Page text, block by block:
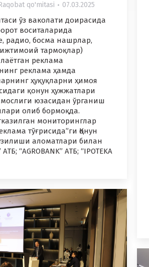
qo'mitasi 07.03.2025
ўз ваколати доирасида
воситаларида
радио, босма нашрлар,
тармоқлар)
реклама
реклама ҳамда
ҳуқуқларни ҳимоя
қонун ҳужжатлари
мослиги юзасидан ўрганиш
олиб бормоқда.
мониторинглар
тўғрисида”ги Қонун
аломатлари билан
АТБ; “AGROBANK” АТБ; “IPOTEKA